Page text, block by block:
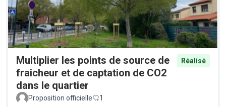
Multiplier les points de source de
fraicheur et de captation de CO2
dans le quartier
Réalisé
Proposition officielle 1